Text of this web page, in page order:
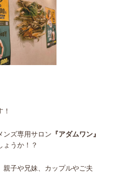
ンズ専用サロン 『アダムワン』
ょうか！？
親子や兄妹、カップルやご夫